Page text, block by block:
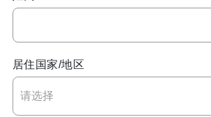
居住国家/地区